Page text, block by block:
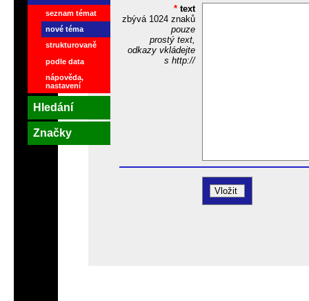
* text
zbývá 1024znaků
pouze
prostý text,
odkazy vkládejte
s http://
seznam témat
nové téma
strukturovaně
podle data
nápověda,
nastavení
Hledání
Značky